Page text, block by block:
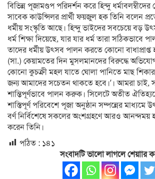
বিভিন্ন পূজামণ্ডপ পরিদর্শন করে হিন্দু
সাবেক কাউন্সিলর প্রার্থী ফয়জুল হক তিনি বলেন
ধর্মীয় সংস্কৃতি আছে। হিন্দু ভাইদের সবচেয়ে বড়
ধর্ম শিক্ষা দিয়েছে, যার যার ধর্ম তারা সঠিকভাবে
তাদের ধর্মীয় উৎসব পালন করতে কোনো বাধাপ্রাপ্ত
(সা.) কেয়ামতের দিন মুসলমানদের বিরুদ্ধে
কোনো কুচক্রী মহল যাতে ঘোলা পানিতে মাছ
জন্য আমাদের সচেতন থাকতে হবে।’। আমরা চাই,
শান্তিপূর্ণভাবে পালন করুক। সিলেটে অতীত
শাস্তিপূর্ণ পরিবেশে পূজা অনুষ্ঠান সম্পন্নের
বর্ণ নির্বিশেষে সকলের অংশগ্রহণে আরও আনন্দময়
করেন তিনি।
পঠিত : ১৪১
সংবাদটি ভালো লাগলে শেয়াার